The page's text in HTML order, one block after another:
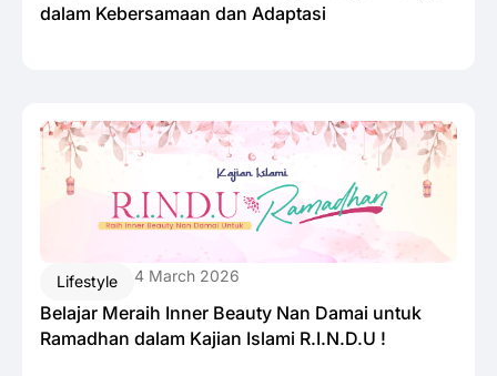
dalam Kebersamaan dan Adaptasi
Lifestyle 4 March 2026
Belajar Meraih Inner Beauty Nan Damai untuk
Ramadhan dalam Kajian Islami R.I.N.D.U !